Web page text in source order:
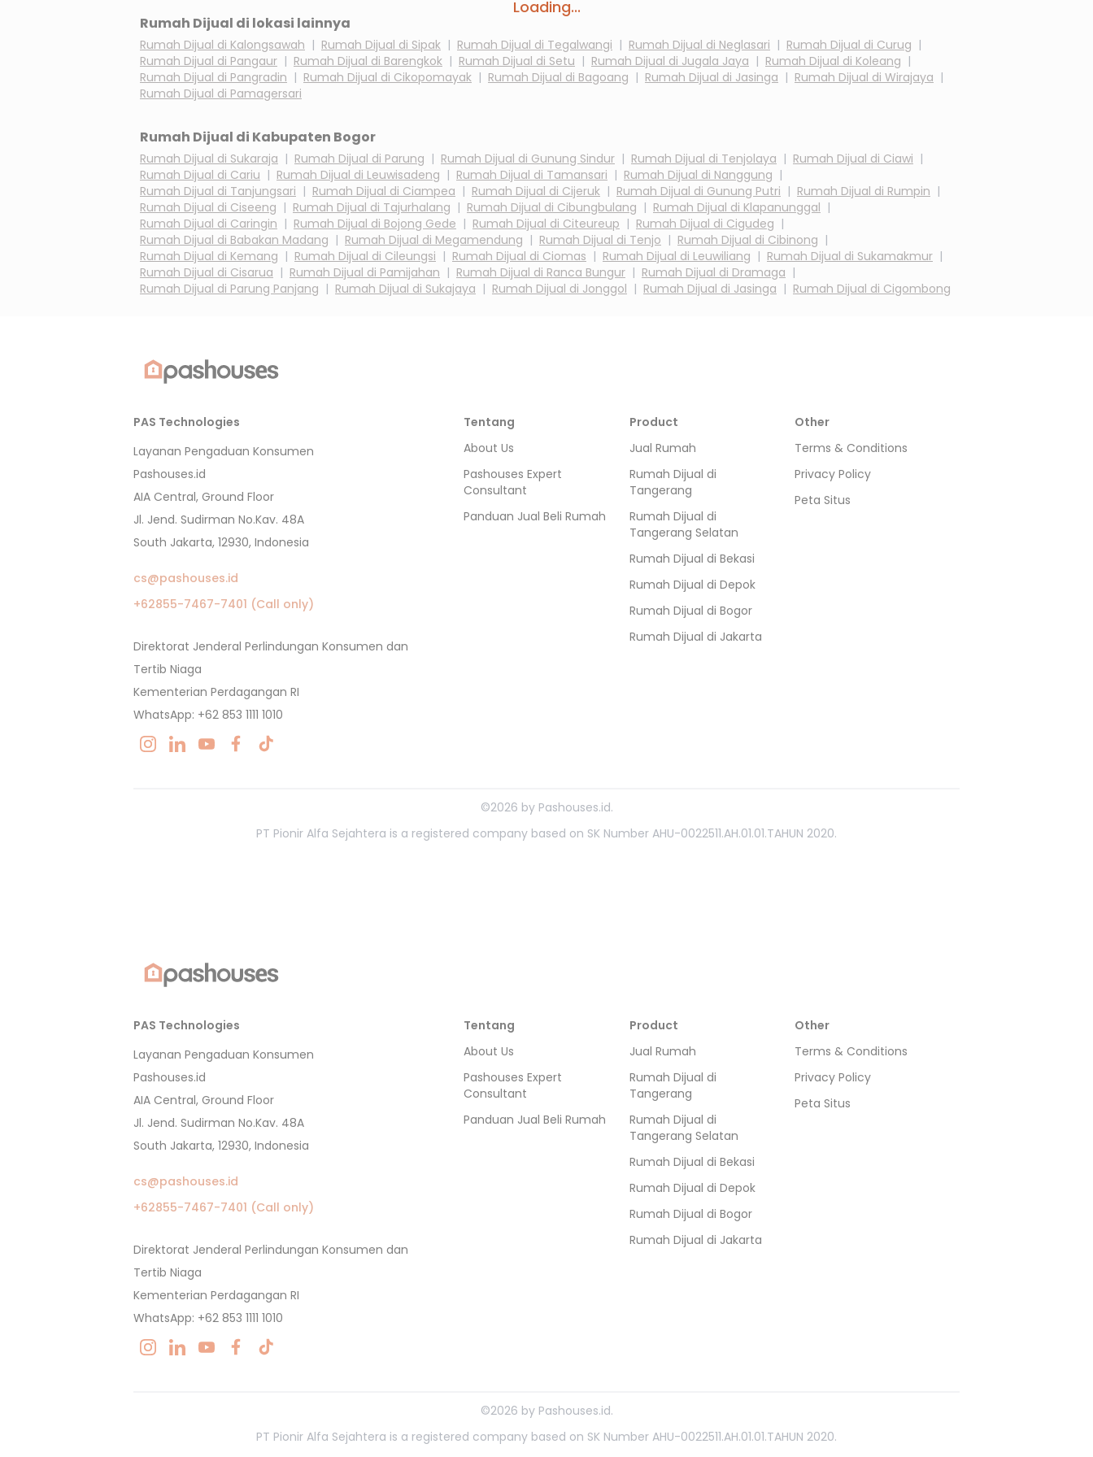
Loading...
Rumah Dijual di lokasi lainnya
Rumah Dijual di Kalongsawah | Rumah Dijual di Sipak | Rumah Dijual di Tegalwangi | Rumah Dijual di Neglasari | Rumah Dijual di Curug |
Rumah Dijual di Pangaur | Rumah Dijual di Barengkok | Rumah Dijual di Setu | Rumah Dijual di Jugala Jaya | Rumah Dijual di Koleang |
Rumah Dijual di Pangradin | Rumah Dijual di Cikopomayak | Rumah Dijual di Bagoang | Rumah Dijual di Jasinga | Rumah Dijual di Wirajaya |
Rumah Dijual di Pamagersari
Rumah Dijual di Kabupaten Bogor
Rumah Dijual di Sukaraja | Rumah Dijual di Parung | Rumah Dijual di Gunung Sindur | Rumah Dijual di Tenjolaya | Rumah Dijual di Ciawi |
Rumah Dijual di Cariu | Rumah Dijual di Leuwisadeng | Rumah Dijual di Tamansari | Rumah Dijual di Nanggung |
Rumah Dijual di Tanjungsari | Rumah Dijual di Ciampea | Rumah Dijual di Cijeruk | Rumah Dijual di Gunung Putri | Rumah Dijual di Rumpin |
Rumah Dijual di Ciseeng | Rumah Dijual di Tajurhalang | Rumah Dijual di Cibungbulang | Rumah Dijual di Klapanunggal |
Rumah Dijual di Caringin | Rumah Dijual di Bojong Gede | Rumah Dijual di Citeureup | Rumah Dijual di Cigudeg |
Rumah Dijual di Babakan Madang | Rumah Dijual di Megamendung | Rumah Dijual di Tenjo | Rumah Dijual di Cibinong |
Rumah Dijual di Kemang | Rumah Dijual di Cileungsi | Rumah Dijual di Ciomas | Rumah Dijual di Leuwiliang | Rumah Dijual di Sukamakmur |
Rumah Dijual di Cisarua | Rumah Dijual di Pamijahan | Rumah Dijual di Ranca Bungur | Rumah Dijual di Dramaga |
Rumah Dijual di Parung Panjang | Rumah Dijual di Sukajaya | Rumah Dijual di Jonggol | Rumah Dijual di Jasinga | Rumah Dijual di Cigombong
PAS Technologies
Layanan Pengaduan Konsumen
Pashouses.id
AIA Central, Ground Floor
Jl. Jend. Sudirman No.Kav. 48A
South Jakarta, 12930, Indonesia
cs@pashouses.id
+62855-7467-7401 (Call only)
Direktorat Jenderal Perlindungan Konsumen dan
Tertib Niaga
Kementerian Perdagangan RI
WhatsApp: +62 853 1111 1010
Tentang
About Us
Pashouses Expert
Consultant
Panduan Jual Beli Rumah
Product
Jual Rumah
Rumah Dijual di
Tangerang
Rumah Dijual di
Tangerang Selatan
Rumah Dijual di Bekasi
Rumah Dijual di Depok
Rumah Dijual di Bogor
Rumah Dijual di Jakarta
Other
Terms & Conditions
Privacy Policy
Peta Situs
©2026 by Pashouses.id.
PT Pionir Alfa Sejahtera is a registered company based on SK Number AHU-0022511.AH.01.01.TAHUN 2020.
PAS Technologies
Layanan Pengaduan Konsumen
Pashouses.id
AIA Central, Ground Floor
Jl. Jend. Sudirman No.Kav. 48A
South Jakarta, 12930, Indonesia
cs@pashouses.id
+62855-7467-7401 (Call only)
Direktorat Jenderal Perlindungan Konsumen dan
Tertib Niaga
Kementerian Perdagangan RI
WhatsApp: +62 853 1111 1010
Tentang
About Us
Pashouses Expert
Consultant
Panduan Jual Beli Rumah
Product
Jual Rumah
Rumah Dijual di
Tangerang
Rumah Dijual di
Tangerang Selatan
Rumah Dijual di Bekasi
Rumah Dijual di Depok
Rumah Dijual di Bogor
Rumah Dijual di Jakarta
Other
Terms & Conditions
Privacy Policy
Peta Situs
©2026 by Pashouses.id.
PT Pionir Alfa Sejahtera is a registered company based on SK Number AHU-0022511.AH.01.01.TAHUN 2020.